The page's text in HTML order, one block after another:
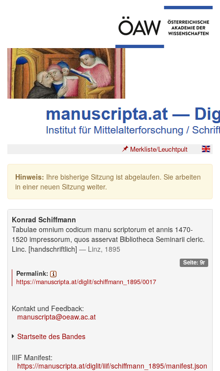
Merkliste/Leuchtpult
Hinweis: Ihre bisherige Sitzung ist abgelaufen. Sie arbeiten
in einer neuen Sitzung weiter.
Konrad Schiffmann
Tabulae omnium codicum manu scriptorum et annis 1470-
1520 impressorum, quos asservat Bibliotheca Seminarii cleric.
Linc. [handschriftlich] — Linz, 1895
Seite: 9r
Permalink:
https://manuscripta.at/diglit/schiffmann_1895/0017
Kontakt und Feedback:
manuscripta@oeaw.ac.at
Startseite des Bandes
IIIF Manifest:
https://manuscripta.at/diglit/iiif/schiffmann_1895/manifest.json